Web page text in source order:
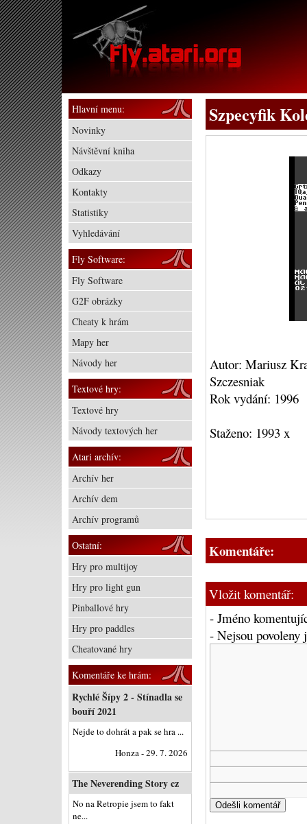
Szpecyfik
Autor: Mariusz
Szczesniak
Rok vydání: 1996
Staženo: 1993 x
Komentáře:
Vložit komentář:
- Jméno
- Nejsou
Hlavní menu:
Novinky
Návštěvní kniha
Odkazy
Kontakty
Statistiky
Vyhledávání
Fly Software:
Fly Software
G2F obrázky
Cheaty k hrám
Mapy her
Návody her
Textové hry:
Textové hry
Návody textových her
Atari archív:
Archív her
Archív dem
Archív programů
Ostatní:
Hry pro multijoy
Hry pro light gun
Pinballové hry
Hry pro paddles
Cheatované hry
Komentáře ke hrám:
Rychlé Šípy 2 - Stínadla se
bouří 2021
Nejde to dohrát a pak se hra ...
Honza - 29. 7. 2026
The Neverending Story cz
No na Retropie jsem to fakt
ne...